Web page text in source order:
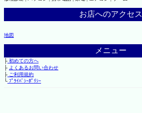
お店へのアクセス
地図
メニュー
├初めての方へ
├ よくあるお問い合わせ
├ご利用規約
└ﾌﾟﾗｲﾊﾞｼｰﾎﾟﾘｼｰ